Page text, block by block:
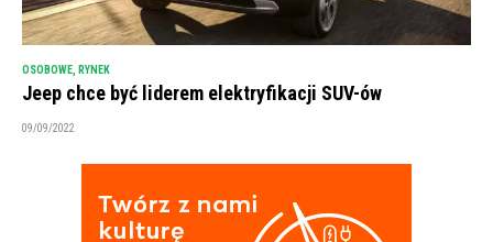
OSOBOWE, RYNEK
Jeep chce być liderem elektryfikacji SUV-ów
09/09/2022